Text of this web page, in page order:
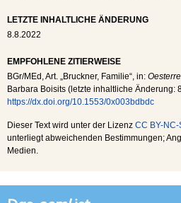
LETZTE INHALTLICHE ÄNDERUNG
8.8.2022
EMPFOHLENE ZITIERWEISE
BGr/MEd , Art. „Bruckner, Familie“, in:
Barbara Boisits (letzte inhaltliche Änderung:
https://dx.doi.org/10.1553/0x003bdbdc
Dieser Text wird unter der Lizenz CC BY-NC-
unterliegt abweichenden Bestimmungen;
Medien.